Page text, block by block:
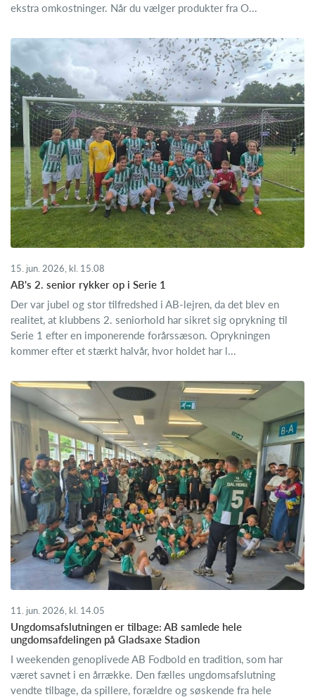
ekstra omkostninger. Når du vælger produkter fra O...
15. jun. 2026, kl. 15.08
AB's 2. senior rykker op i Serie 1
Der var jubel og stor tilfredshed i AB-lejren, da det blev en
realitet, at klubbens 2. seniorhold har sikret sig oprykning til
Serie 1 efter en imponerende forårssæson. Oprykningen
kommer efter et stærkt halvår, hvor holdet har l...
11. jun. 2026, kl. 14.05
Ungdomsafslutningen er tilbage: AB samlede hele
ungdomsafdelingen på Gladsaxe Stadion
I weekenden genoplivede AB Fodbold en tradition, som har
været savnet i en årrække. Den fælles ungdomsafslutning
vendte tilbage, da spillere, forældre og søskende fra hele